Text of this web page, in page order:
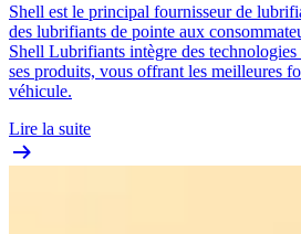
Shell est le principal fournisseur de
des lubrifiants de pointe aux
Shell Lubrifiants intègre des technologies
ses produits, vous offrant les meilleures
véhicule.
Lire la suite